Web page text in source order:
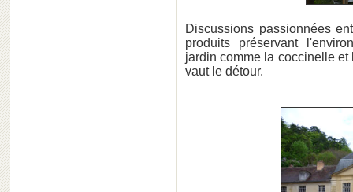
Discussions passionnées
produits préservant
jardin comme la coccinelle
vaut le détour.